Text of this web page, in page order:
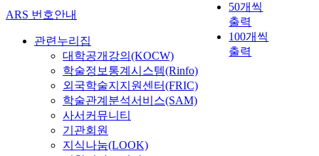
50개씩
출력
100개씩
출력
ARS 번호안내
관련누리집
대학공개강의(KOCW)
학술정보통계시스템(Rinfo)
외국학술지지원센터(FRIC)
학술관계분석서비스(SAM)
사서커뮤니티
기관회원
지식나눔(LOOK)